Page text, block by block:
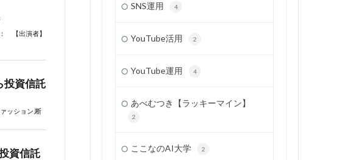
SNS運用 4
YouTube活用 2
YouTube運用 4
あべむつき【ラッキーマイン】
2
ここなのAI大学 2